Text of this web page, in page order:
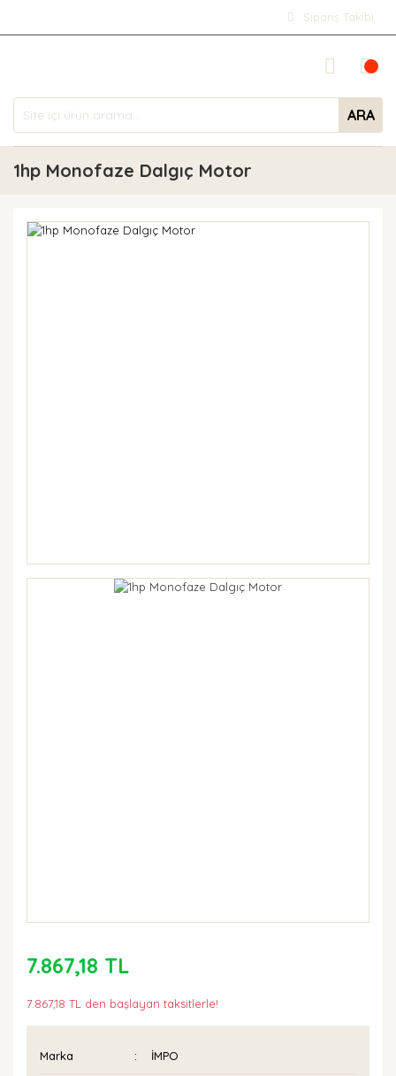
Sipariş Takibi
ARA
1hp Monofaze Dalgıç Motor
7.867,18 TL
7.867,18 TL den başlayan taksitlerle!
Marka İMPO